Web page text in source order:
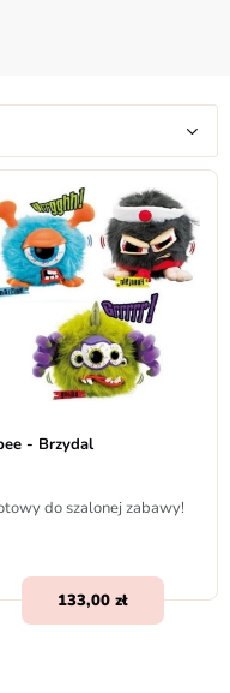
- Brzydal
do szalonej zabawy!
133,00